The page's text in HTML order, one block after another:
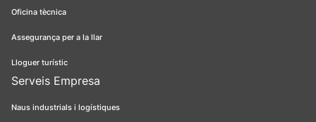
Oficina tècnica
Assegurança per a la llar
Lloguer turístic
Serveis Empresa
Naus industrials i logístiques